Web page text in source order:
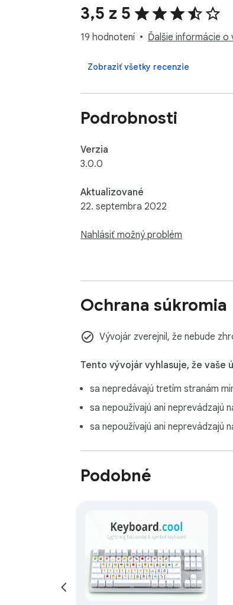
Zrieknutie sa zodpovednosti:
Všetky autorské práva patria ich
Google Chrome ™ nie je vlastnená
3,5 z 5
19 hodnotení Ďalšie informácie o
Zobraziť všetky recenzie
Podrobnosti
Verzia
3.0.0
Aktualizované
22. septembra 2022
Nahlásiť možný problém
Ochrana súkromia
Vývojár zverejnil, že nebude
Tento vývojár vyhlasuje, že vaše
sa nepredávajú tretím stranám
sa nepoužívajú ani neprevádzajú
sa nepoužívajú ani neprevádzajú
Podobné